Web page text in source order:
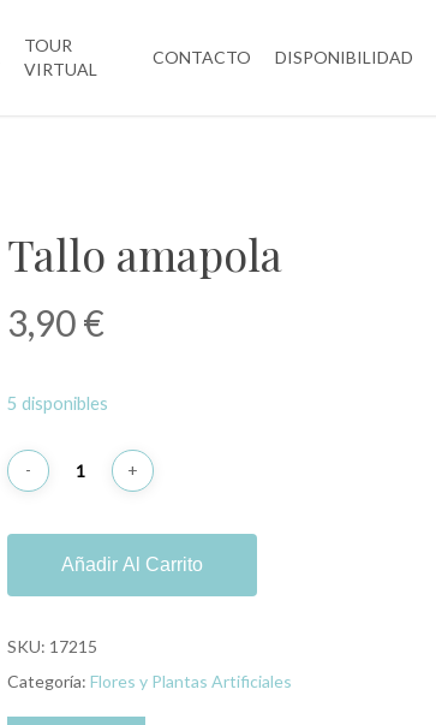
TOUR
VIRTUAL
CONTACTO DISPONIBILIDAD
Tallo amapola
3,90€
5 disponibles
Añadir Al Carrito
SKU: 17215
Categoría: Flores y Plantas Artificiales